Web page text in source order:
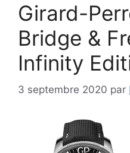
Girard-
Bridge &
Infinity
3 septembre 2020 par